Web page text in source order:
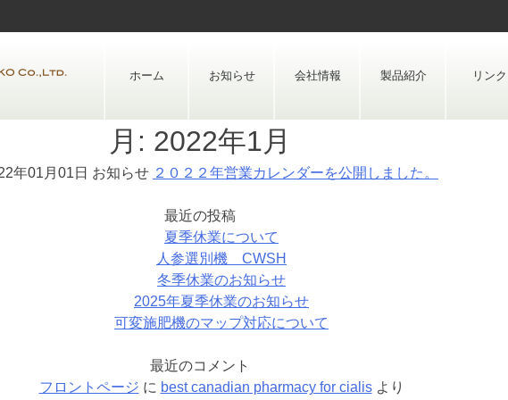
to
ホーム お知らせ 会社情報 製品紹介 リンク
月: 2022年1月
年01月01日 お知らせ ２０２２年営業カレンダーを公開しました。
最近の投稿
夏季休業について
人参選別機 CWSH
冬季休業のお知らせ
2025年夏季休業のお知らせ
可変施肥機のマップ対応について
最近のコメント
フロントページ に best canadian pharmacy for cialisより